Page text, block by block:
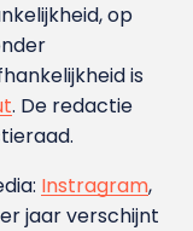
op
is
. De redactie
Instragram,
jaar verschijnt